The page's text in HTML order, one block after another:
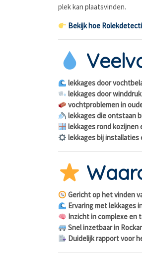
plek kan plaatsvinden.
Bekijk hoe
lekkages door
lekkages door
vochtproblemen in
lekkages die ontstaan
lekkages rond kozijnen
lekkages bij installaties
Gericht op het vinden
Ervaring met lekkages
Inzicht in complexe en
Snel inzetbaar in
Duidelijk rapport voor